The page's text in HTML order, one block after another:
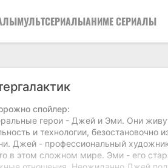
МУЛЬТСЕРИАЛЫАНИМЕ СЕРИАЛЫ
спойлер:
герои - Джей и Эми. Они
и технологии,
Джей - профессиональный
в этом сложном мире. Эми - его